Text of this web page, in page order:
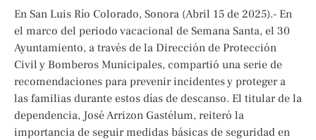
En San Luis Río Colorado, Sonora (Abril 15 de 2025).- En
el marco del periodo vacacional de Semana Santa, el 30
Ayuntamiento, a través de la Dirección de Protección
Civil y Bomberos Municipales, compartió una serie de
recomendaciones para prevenir incidentes y proteger a
las familias durante estos días de descanso. El titular de la
dependencia, José Arrizon Gastélum, reiteró la
importancia de seguir medidas básicas de seguridad en